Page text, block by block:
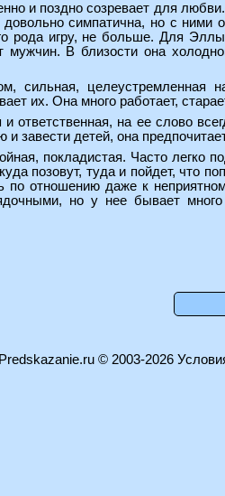
и поздно созревает для
симпатична, но с
рода игру, не больше. Для
мужчин. В близости она
сильная, целеустремленная
их. Она много работает,
ответственная, на ее слово
и завести детей, она
покладистая. Часто легко
позовут, туда и пойдет, что
по отношению даже к
но у нее бывает
© 2003-2026